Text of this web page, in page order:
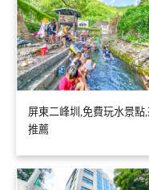
屏東二峰圳,免費玩水景
推薦